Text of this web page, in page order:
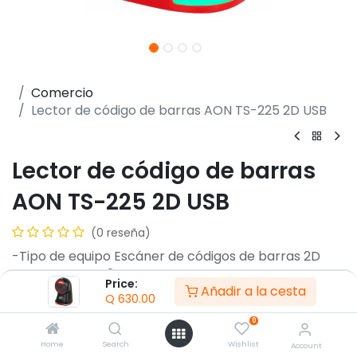
Price:
Q 630.00 Añadir a la cesta
Home Search
0
Wishlist Account
Comercio
Lector de código de barras AON TS-225 2D USB
Lector de código de barras
AON TS-225 2D USB
(0 reseña)
-Tipo de equipo Escáner de códigos de barras 2D
-Sensor CMOS 2D Image Sensor
-Procesador 32 bits
-Velocidad de escaneo 300 lecturas por segundo
Garantía :
Meses